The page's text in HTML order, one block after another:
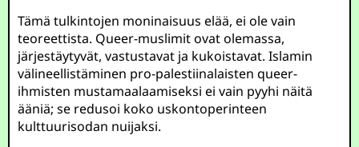
Tämä tulkintojen moninaisuus elää, ei ole vain
teoreettista. Queer-muslimit ovat olemassa,
järjestäytyvät, vastustavat ja kukoistavat. Islamin
välineellistäminen pro-palestiinalaisten queer-
ihmisten mustamaalaamiseksi ei vain pyyhi näitä
ääniä; se redusoi koko uskontoperinteen
kulttuurisodan nuijaksi.